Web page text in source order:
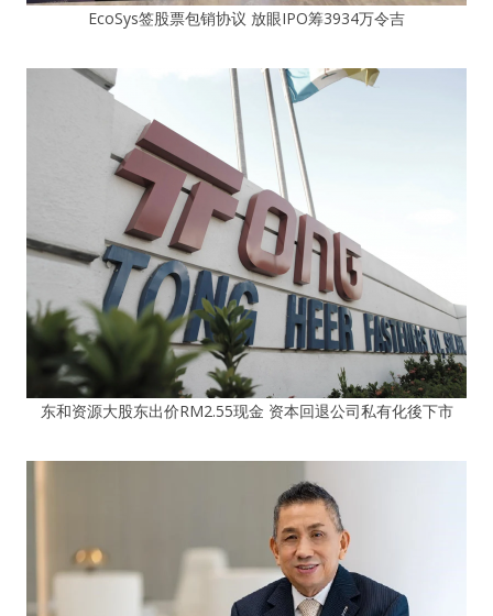
EcoSys签股票包销协议 放眼IPO筹3934万令吉
东和资源大股东出价RM2.55现金 资本回退公司私有化後下市